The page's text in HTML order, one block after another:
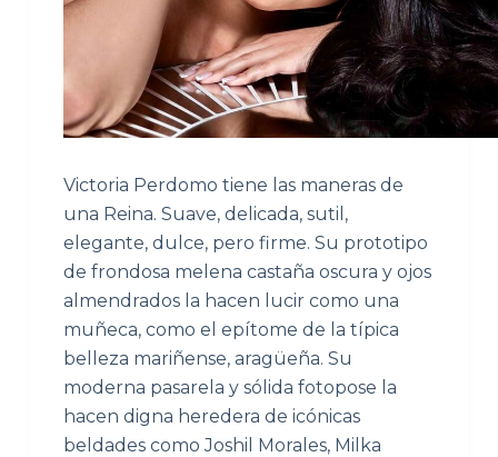
Victoria Perdomo tiene las maneras de
una Reina. Suave, delicada, sutil,
elegante, dulce, pero firme. Su prototipo
de frondosa melena castaña oscura y ojos
almendrados la hacen lucir como una
muñeca, como el epítome de la típica
belleza mariñense, aragüeña. Su
moderna pasarela y sólida fotopose la
hacen digna heredera de icónicas
beldades como Joshil Morales, Milka